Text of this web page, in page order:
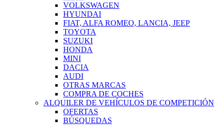
VOLKSWAGEN
HYUNDAI
FIAT, ALFA ROMEO, LANCIA, JEEP
TOYOTA
SUZUKI
HONDA
MINI
DACIA
AUDI
OTRAS MARCAS
COMPRA DE COCHES
ALQUILER DE VEHÍCULOS DE COMPETICIÓN
OFERTAS
BÚSQUEDAS